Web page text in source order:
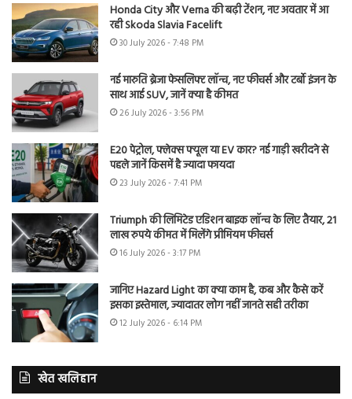
Honda City और Verna की बढ़ी टेंशन, नए अवतार में आ
रही Skoda Slavia Facelift
30 July 2026 - 7:48 PM
नई मारुति ब्रेजा फेसलिफ्ट लॉन्च, नए फीचर्स और टर्बो इंजन के
साथ आई SUV, जानें क्या है कीमत
26 July 2026 - 3:56 PM
E20 पेट्रोल, फ्लेक्स फ्यूल या EV कार? नई गाड़ी खरीदने से
पहले जानें किसमें है ज्यादा फायदा
23 July 2026 - 7:41 PM
Triumph की लिमिटेड एडिशन बाइक लॉन्च के लिए तैयार, 21
लाख रुपये कीमत में मिलेंगे प्रीमियम फीचर्स
16 July 2026 - 3:17 PM
जानिए Hazard Light का क्या काम है, कब और कैसे करें
इसका इस्तेमाल, ज्यादातर लोग नहीं जानते सही तरीका
12 July 2026 - 6:14 PM
खेत खलिहान